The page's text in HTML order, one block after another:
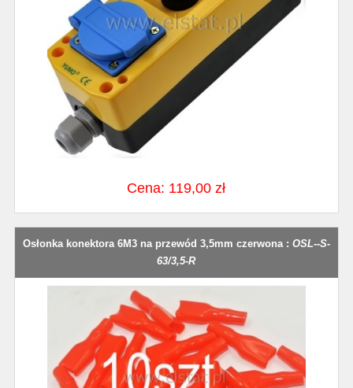
Cena: 119,00 zł
Osłonka konektora 6M3 na przewód 3,5mm czerwona : OSL--S-
63/3,5-R